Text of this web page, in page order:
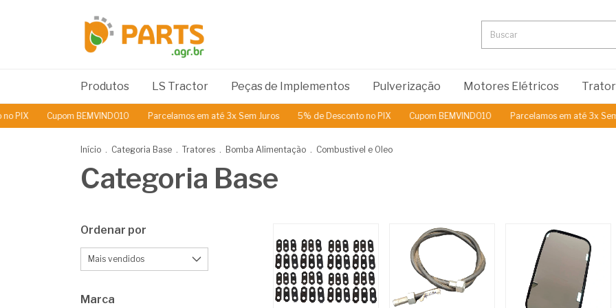
Produtos LS Tractor Peças de Implementos Pulverização Motores Elétricos
Cupom BEMVINDO10 Parcelamos em até 3x Sem Juros 5% de Desconto no PIX Cupom BEMVINDO10 Parcelamos em até 3x Sem Juros
Início . Categoria Base . Tratores . Bomba Alimentação . Combustivel e Oleo
Categoria Base
Ordenar por
Marca